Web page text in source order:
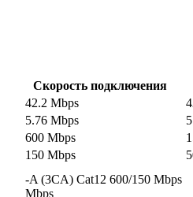
Скорость подключения
42.2 Mbps
5.76 Mbps
600 Mbps
150 Mbps
-A (3CA) Cat12 600/150 Mbps
Mbps